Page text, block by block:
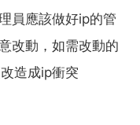
員應該做好ip的管
改動，如需改動的
造成ip衝突